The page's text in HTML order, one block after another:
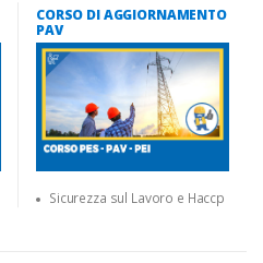
CORSO DI AGGIORNAMENTO
PAV
Sicurezza sul Lavoro e Haccp